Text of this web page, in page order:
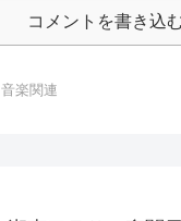
コメントを書き込
音楽関連